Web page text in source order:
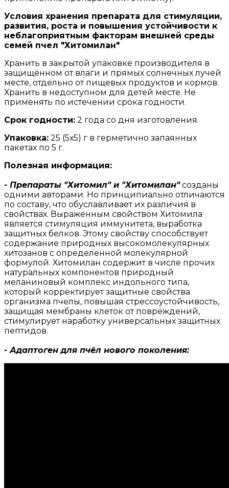
Условия хранения препарата для стимуляции,
развития, роста и повышения устойчивости к
неблагоприятным факторам внешней среды
семей пчел "Хитомилан"
Хранить в закрытой упаковке производителя в
защищённом от влаги и прямых солнечных лучей
месте, отдельно от пищевых продуктов и кормов.
Хранить в недоступном для детей месте. Не
применять по истечении срока годности.
Срок годности: 2 года со дня изготовления.
Упаковка: 25 (5х5) г в герметично запаянных
пакетах по 5 г.
Полезная информация:
- Препараты "Хитомил" и "Хитомилан"созданы
одними авторами. Но принципиально отличаются
по составу, что обуславливает их различия в
свойствах. Выраженным свойством Хитомила
является стимуляция иммунитета, выработка
защитных белков. Этому свойству способствует
содержание природных высокомолекулярных
хитозанов с определенной молекулярной
формулой. Хитомилан содержит в числе прочих
натуральных компонентов природный
меланиновый комплекс индольного типа,
который корректирует защитные свойства
организма пчелы, повышая стрессоустойчивость,
защищая мембраны клеток от повреждений,
стимулирует наработку универсальных защитных
пептидов.
- Адаптоген для пчёл нового поколения: